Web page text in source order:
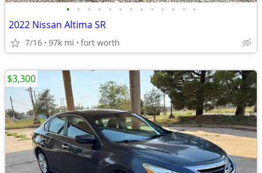
• • • • • • • • • • • • •
2022 Nissan Altima SR
7/16 97k mi fort worth
$3,300